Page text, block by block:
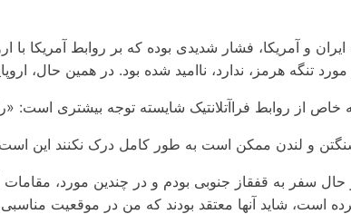
و آمریکا، فشار شدیدی بوده که بر روابط آمریکا با
سفر به قفقاز جنوبی بودم و در چندین مورد، مقامات
است، شاید آنها معتقد بودند که من در موقعیت